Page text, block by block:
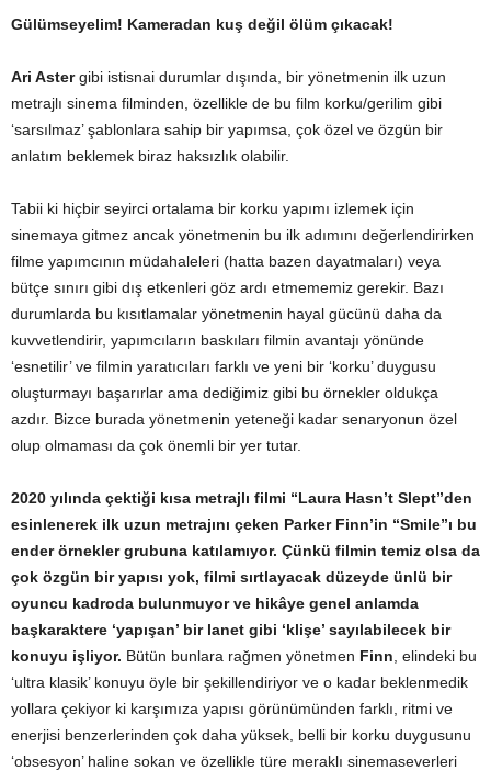
Gülümseyelim! Kameradan kuş değil ölüm çıkacak!
Ari Astergibi istisnai durumlar dışında, bir yönetmenin ilk uzun
metrajlı sinema filminden, özellikle de bu film korku/gerilim gibi
‘sarsılmaz’ şablonlara sahip bir yapımsa, çok özel ve özgün bir
anlatım beklemek biraz haksızlık olabilir.
Tabii ki hiçbir seyirci ortalama bir korku yapımı izlemek için
sinemaya gitmez ancak yönetmenin bu ilk adımını değerlendirirken
filme yapımcının müdahaleleri (hatta bazen dayatmaları) veya
bütçe sınırı gibi dış etkenleri göz ardı etmememiz gerekir. Bazı
durumlarda bu kısıtlamalar yönetmenin hayal gücünü daha da
kuvvetlendirir, yapımcıların baskıları filmin avantajı yönünde
‘esnetilir’ ve filmin yaratıcıları farklı ve yeni bir ‘korku’ duygusu
oluşturmayı başarırlar ama dediğimiz gibi bu örnekler oldukça
azdır. Bizce burada yönetmenin yeteneği kadar senaryonun özel
olup olmaması da çok önemli bir yer tutar.
2020 yılında çektiği kısa metrajlı filmi “Laura Hasn’t Slept”den
esinlenerek ilk uzun metrajını çeken Parker Finn’in “Smile”ı bu
ender örnekler grubuna katılamıyor. Çünkü filmin temiz olsa da
çok özgün bir yapısı yok, filmi sırtlayacak düzeyde ünlü bir
oyuncu kadroda bulunmuyor ve hikâye genel anlamda
başkaraktere ‘yapışan’ bir lanet gibi ‘klişe’ sayılabilecek bir
konuyu işliyor. Bütün bunlara rağmen yönetmen Finn , elindeki bu
‘ultra klasik’ konuyu öyle bir şekillendiriyor ve o kadar beklenmedik
yollara çekiyor ki karşımıza yapısı görünümünden farklı, ritmi ve
enerjisi benzerlerinden çok daha yüksek, belli bir korku duygusunu
‘obsesyon’ haline sokan ve özellikle türe meraklı sinemaseverleri